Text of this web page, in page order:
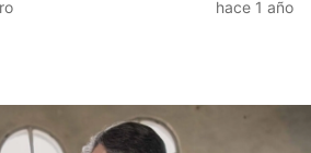
hace 1 año